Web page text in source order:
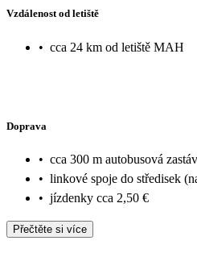
Vzdálenost od letiště
• cca 24 km od letiště MAH
Doprava
• cca 300 m autobusová
• linkové spoje do středisek
• jízdenky cca 2,50 €
Přečtěte si více